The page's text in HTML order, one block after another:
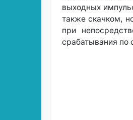
выходных
также скачком,
при
срабатывания по